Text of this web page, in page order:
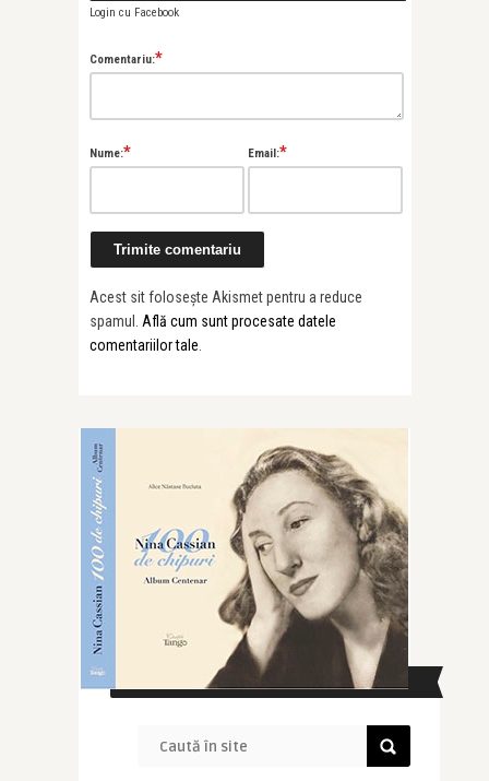
Login cu Facebook
Comentariu:*
Nume:* Email:*
Acest sit folosește Akismet pentru a reduce
spamul. Află cum sunt procesate datele
comentariilor tale
CAUTĂ ÎN SITE